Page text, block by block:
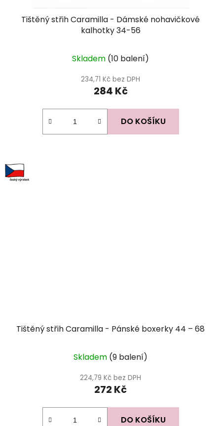
Tištěný střih Caramilla - Dámské nohavičkové
kalhotky 34-56
Skladem (10 balení)
234,71 Kč bez DPH
284 Kč
DO KOŠÍKU
Tištěný střih Caramilla - Pánské boxerky 44 – 68
hodnocení
produktu
je
Skladem (9 balení)
224,79 Kč bez DPH
272 Kč
DO KOŠÍKU